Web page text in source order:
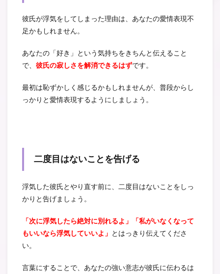
彼氏が浮気をしてしまった理由は、あなたの愛情表現不
足かもしれません。
あなたの「好き」という気持ちをきちんと伝えること
で、 彼氏の寂しさを解消できるはずです。
最初は恥ずかしく感じるかもしれませんが、普段からし
っかりと愛情表現するようにしましょう。
二度目はないことを告げる
浮気した彼氏とやり直す前に、二度目はないことをしっ
かりと告げましょう。
「次に浮気したら絶対に別れるよ」「私がいなくなって
もいいなら浮気していいよ」 とはっきり伝えてくださ
い。
言葉にすることで、あなたの強い意志が彼氏に伝わるは